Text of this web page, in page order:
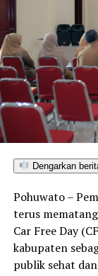
Dengarkan
Pohuwato –
terus
Car Free Day
kabupaten
publik sehat